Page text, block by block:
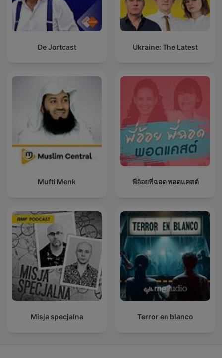
De Jortcast Ukraine: The Latest
Mufti Menk พี่อ้อยพี่ฉอด พอดแคสต์
Misja specjalna Terror en blanco